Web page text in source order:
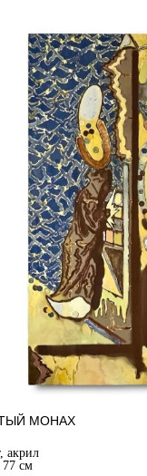
МОНАХ
акрил
77 см